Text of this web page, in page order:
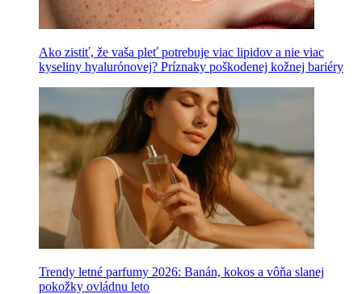
Ako zistiť, že vaša pleť potrebuje viac lipidov a nie viac
kyseliny hyalurónovej? Príznaky poškodenej kožnej bariéry
Trendy letné parfumy 2026: Banán, kokos a vôňa slanej
pokožky ovládnu leto